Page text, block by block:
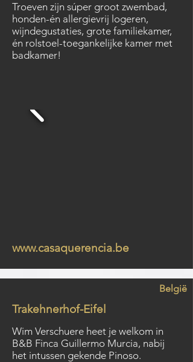
Troeven zijn súper groot zwembad,
honden-én allergievrij logeren,
wijndegustaties, grote familiekamer,
én rolstoel-toegankelijke kamer met
badkamer!
www.casaquerencia.be
België
Trakehnerhof-Eifel
Wim Verschuere heet je welkom in
B&B Finca Guillermo Murcia, nabij
het intussen gekende Pinoso.